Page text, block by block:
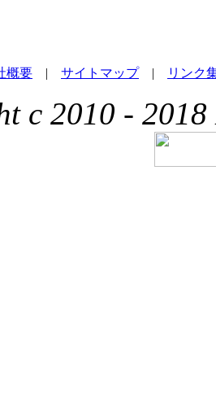
概要 | サイトマップ| リンク
c 2010 - 2018